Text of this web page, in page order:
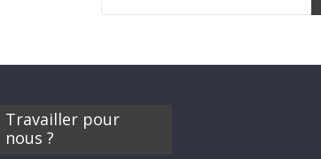
Travailler pour
nous ?